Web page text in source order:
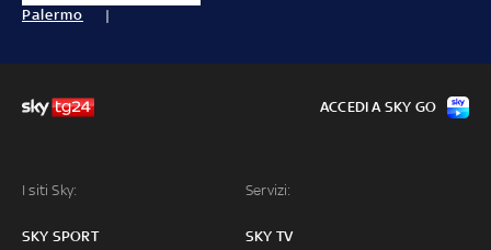
Palermo
I siti Sky:
SKY SPORT
Servizi:
SKY TV
ACCEDI A SKY GO